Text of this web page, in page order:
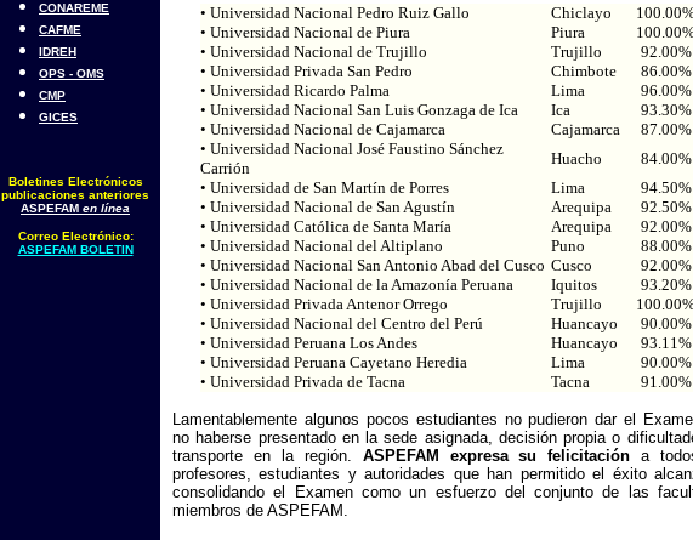
CONAREME
CAFME
IDREH
OPS - OMS
CMP
GICES
Boletines Electrónicos
publicaciones anteriores
ASPEFAM en línea
Correo Electrónico:
ASPEFAM BOLETIN
• Universidad Nacional Pedro Ruiz Gallo Chiclayo
• Universidad Nacional de Piura
Piura
• Universidad Nacional de Trujillo
Trujillo
92.00%
• Universidad Privada San Pedro
Chimbote
86.00%
• Universidad Ricardo Palma
Lima
96.00%
• Universidad Nacional San Luis Gonzaga de Ica
Ica
93.30%
• Universidad Nacional de Cajamarca
Cajamarca
87.00%
• Universidad Nacional José Faustino Sánchez
Carrión
Huacho
84.00%
• Universidad de San Martín de Porres
Lima
94.50%
• Universidad Nacional de San Agustín
Arequipa
92.50%
• Universidad Católica de Santa María
Arequipa
92.00%
• Universidad Nacional del Altiplano
Puno
88.00%
• Universidad Nacional San Antonio Abad del Cusco Cusco
92.00%
• Universidad Nacional de la Amazonía Peruana
Iquitos
93.20%
• Universidad Privada Antenor Orrego
Trujillo
• Universidad Nacional del Centro del Perú
Huancayo
90.00%
• Universidad Peruana Los Andes
Huancayo
93.11%
• Universidad Peruana Cayetano Heredia
Lima
90.00%
• Universidad Privada de Tacna
Tacna 91.00%
Lamentablemente algunos pocos estudiantes no pudieron dar el
no haberse presentado en la sede asignada, decisión propia o
transporte en la región. ASPEFAM expresa su felicitación a
profesores, estudiantes y autoridades que han permitido el éxito
consolidando el Examen como un esfuerzo del conjunto de las
miembros de ASPEFAM.